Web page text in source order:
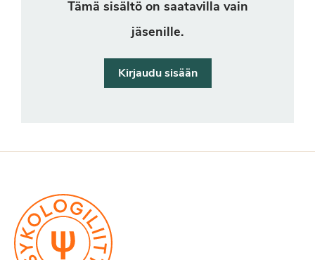
Tämä sisältö on saatavilla vain
jäsenille.
Kirjaudu sisään